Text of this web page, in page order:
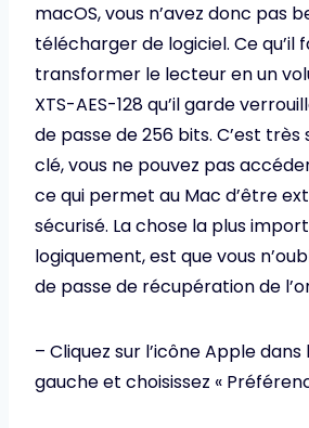
macOS, vous n’avez donc pas
télécharger de logiciel. Ce qu’il
transformer le lecteur en un
XTS-AES-128 qu’il garde
de passe de 256 bits. C’est très
clé, vous ne pouvez pas
ce qui permet au Mac d’être
sécurisé. La chose la plus
logiquement, est que vous
de passe de récupération de
– Cliquez sur l’icône Apple
gauche et choisissez «